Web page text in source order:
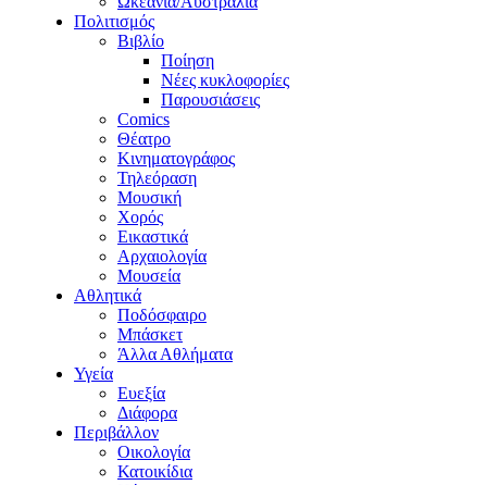
Πολιτισμός
Βιβλίο
Ποίηση
Νέες κυκλοφορίες
Παρουσιάσεις
Comics
Θέατρο
Κινηματογράφος
Τηλεόραση
Μουσική
Χορός
Εικαστικά
Αρχαιολογία
Μουσεία
Αθλητικά
Ποδόσφαιρο
Μπάσκετ
Άλλα Αθλήματα
Υγεία
Ευεξία
Διάφορα
Περιβάλλον
Οικολογία
Κατοικίδια